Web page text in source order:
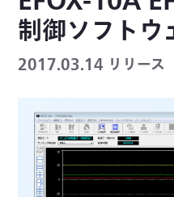
制御ソフトウ
2017.03.14 リリース